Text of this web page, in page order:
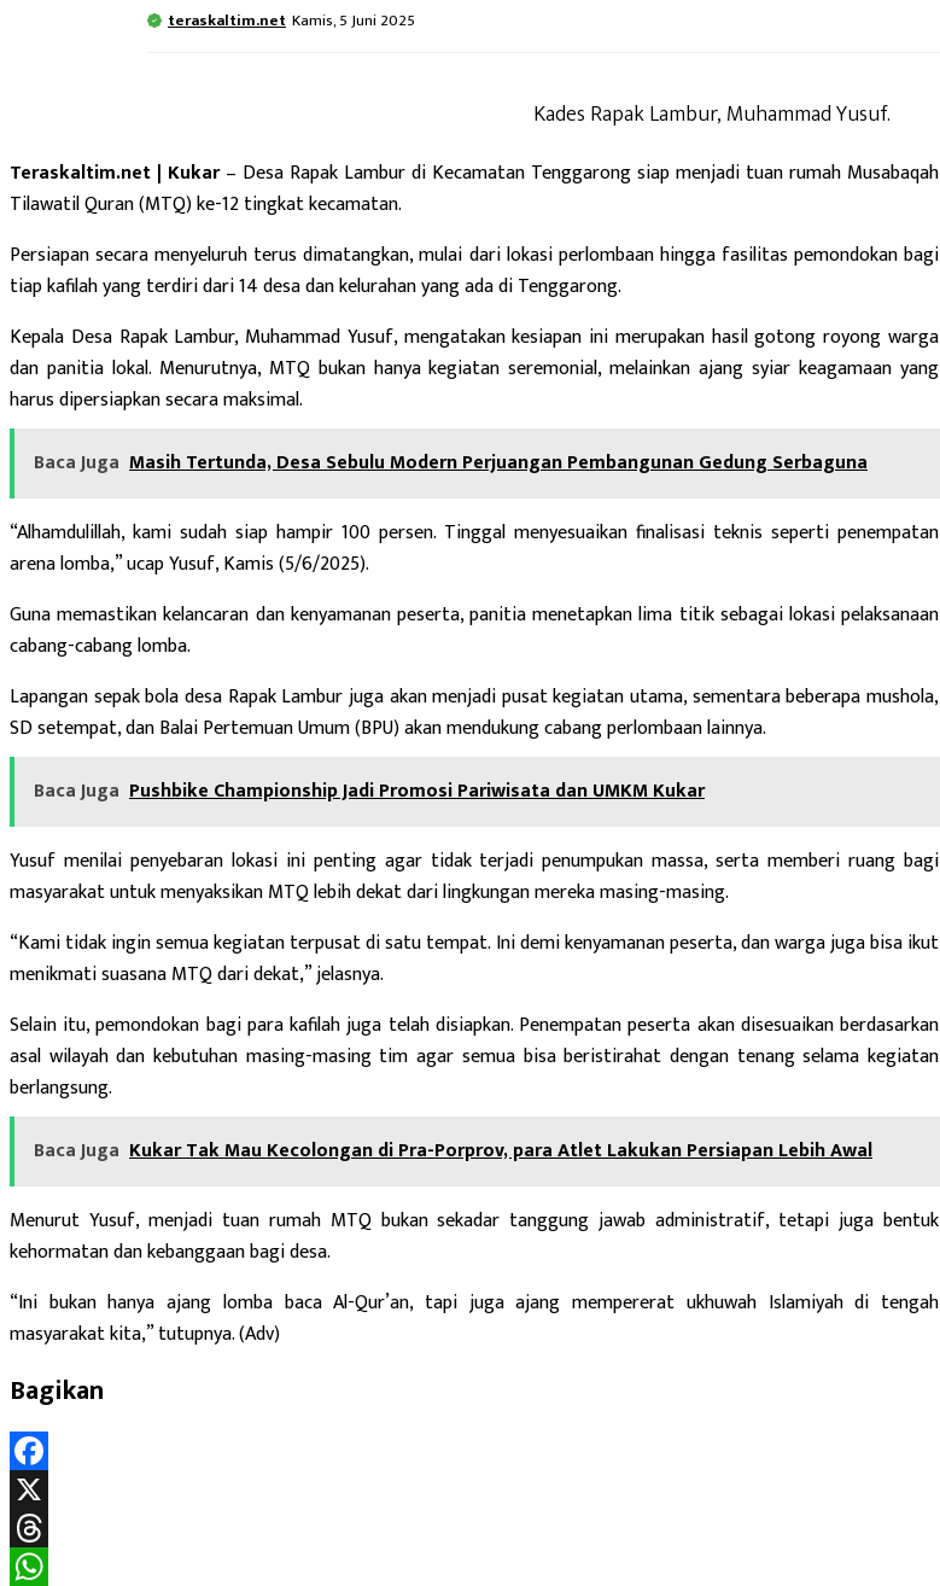
teraskaltim.net Kamis, 5 Juni 2025
Kades Rapak Lambur, Muhammad Yusuf.
Teraskaltim.net | Kukar– Desa Rapak Lambur di Kecamatan Tenggarong siap menjadi tuan rumah Musabaqah
Tilawatil Quran (MTQ) ke-12 tingkat kecamatan.
Persiapan secara menyeluruh terus dimatangkan, mulai dari lokasi perlombaan hingga fasilitas pemondokan bagi
tiap kafilah yang terdiri dari 14 desa dan kelurahan yang ada di Tenggarong.
Kepala Desa Rapak Lambur, Muhammad Yusuf, mengatakan kesiapan ini merupakan hasil gotong royong warga
dan panitia lokal. Menurutnya, MTQ bukan hanya kegiatan seremonial, melainkan ajang syiar keagamaan yang
harus dipersiapkan secara maksimal.
Baca Juga Masih Tertunda, Desa Sebulu Modern Perjuangan Pembangunan Gedung Serbaguna
“Alhamdulillah, kami sudah siap hampir 100 persen. Tinggal menyesuaikan finalisasi teknis seperti penempatan
arena lomba,” ucap Yusuf, Kamis (5/6/2025).
Guna memastikan kelancaran dan kenyamanan peserta, panitia menetapkan lima titik sebagai lokasi pelaksanaan
cabang-cabang lomba.
Lapangan sepak bola desa Rapak Lambur juga akan menjadi pusat kegiatan utama, sementara beberapa mushola,
SD setempat, dan Balai Pertemuan Umum (BPU) akan mendukung cabang perlombaan lainnya.
Baca Juga Pushbike Championship Jadi Promosi Pariwisata dan UMKM Kukar
Yusuf menilai penyebaran lokasi ini penting agar tidak terjadi penumpukan massa, serta memberi ruang bagi
masyarakat untuk menyaksikan MTQ lebih dekat dari lingkungan mereka masing-masing.
“Kami tidak ingin semua kegiatan terpusat di satu tempat. Ini demi kenyamanan peserta, dan warga juga bisa ikut
menikmati suasana MTQ dari dekat,” jelasnya.
Selain itu, pemondokan bagi para kafilah juga telah disiapkan. Penempatan peserta akan disesuaikan berdasarkan
asal wilayah dan kebutuhan masing-masing tim agar semua bisa beristirahat dengan tenang selama kegiatan
berlangsung.
Baca Juga Kukar Tak Mau Kecolongan di Pra-Porprov, para Atlet Lakukan Persiapan Lebih Awal
Menurut Yusuf, menjadi tuan rumah MTQ bukan sekadar tanggung jawab administratif, tetapi juga bentuk
kehormatan dan kebanggaan bagi desa.
“Ini bukan hanya ajang lomba baca Al-Qur’an, tapi juga ajang mempererat ukhuwah Islamiyah di tengah
masyarakat kita,” tutupnya. (Adv)
Bagikan
Facebook
X
Threads